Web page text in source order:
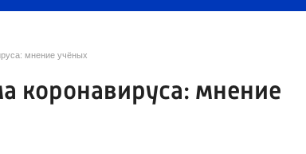
мнение учёных
коронавируса: мнение